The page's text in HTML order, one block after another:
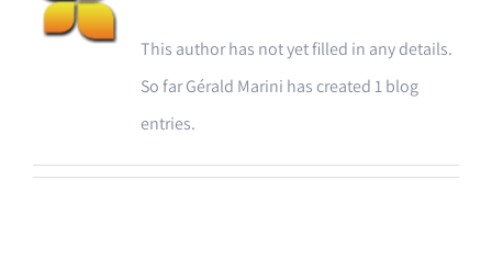
A propos
Shop
This author has not yet filled in any details.
So far Gérald Marini has created 1 blog
entries.